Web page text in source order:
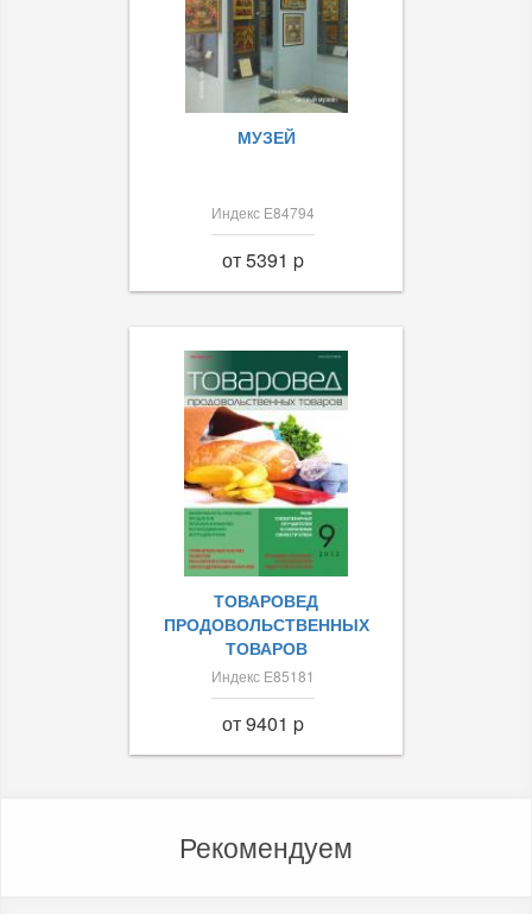
МУЗЕЙ
Индекс Е84794
от 5391 p
ТОВАРОВЕД
ПРОДОВОЛЬСТВЕННЫХ
ТОВАРОВ
Индекс Е85181
от 9401 p
Рекомендуем